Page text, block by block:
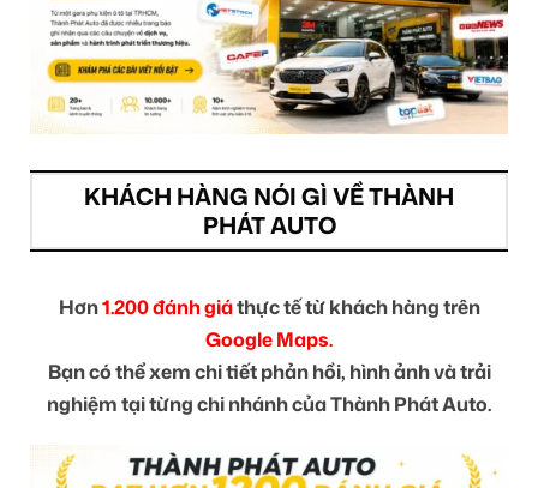
KHÁCH HÀNG NÓI GÌ VỀ THÀNH
PHÁT AUTO
Hơn1.200 đánh giáthực tế từ khách hàng trên
Google Maps.
Bạn có thể xem chi tiết phản hồi, hình ảnh và trải
nghiệm tại từng chi nhánh của Thành Phát Auto.